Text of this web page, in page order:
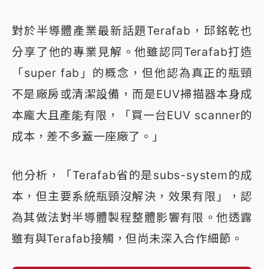
對於半導體產業最新話題Terafab，邱銘乾也
分享了他的專業見解。他雖認同Terafab打造
「super fab」的概念，但他認為真正的瓶頸
不是廠房或清潔設備，而是EUV掃描器本身成
本龐大且產能有限，「買一台EUV scanner的
成本，差不多蓋一座廠了。」
他分析，「Terafab省的是subs-system的成
本，但主要系統瓶頸沒解決，效果有限」，認
為其做法對半導體製程整體影響有限。他透露
雖有與Terafab接觸，但尚未深入合作細節。